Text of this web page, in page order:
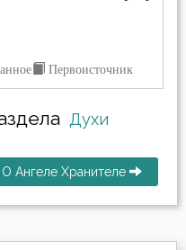
Первоисточник
Духи
О Ангеле Хранителе